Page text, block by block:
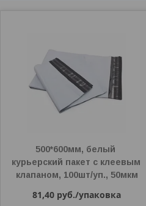
500*600мм, белый
курьерский пакет с клеевым
клапаном, 100шт/уп., 50мкм
81,40 руб./упаковка